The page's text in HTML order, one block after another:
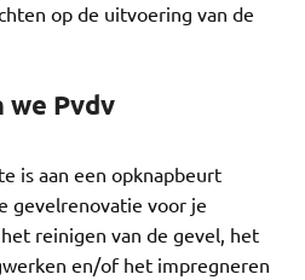
op de uitvoering van de
we Pvdv
is aan een opknapbeurt
gevelrenovatie voor je
reinigen van de gevel, het
en/of het impregneren